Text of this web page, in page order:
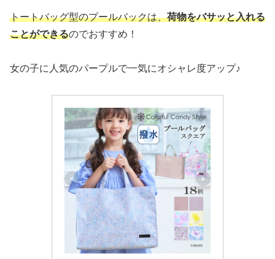
トートバッグ型のプールバックは、荷物をバサッと入れる
ことができるのでおすすめ！
女の子に人気のパープルで一気にオシャレ度アップ♪